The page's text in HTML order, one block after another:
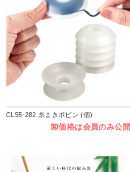
CL55-282 糸まきボビン (個)
卸価格は会員のみ公開